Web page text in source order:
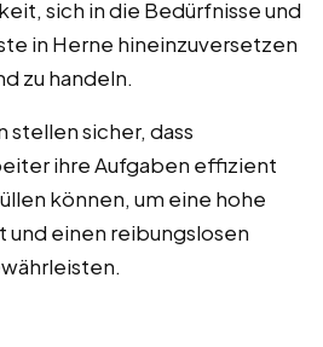
sich in die Bedürfnisse und
in Herne hineinzuversetzen
zu handeln.
stellen sicher, dass
ihre Aufgaben effizient
können, um eine hohe
einen reibungslosen